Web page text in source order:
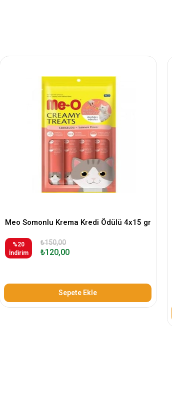
Meo Somonlu Krema Kredi Ödülü 4x15 gr
%20
İndirim
₺120,00
₺150,00
Sepete Ekle